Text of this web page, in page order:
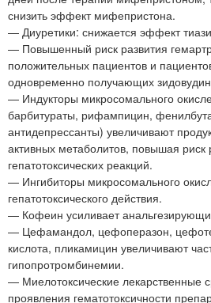
снизить эффект мифепристона.
— Диуретики: снижается эффект
— Повышенный риск развития
положительных пациентов и
одновременно получающих
— Индукторы микросомального
барбитураты, рифампицин,
антидепрессанты) увеличивают
активных метаболитов, повышая риск
гепатотоксических реакций.
— Ингибиторы микросомального
гепатотоксического действия.
— Кофеин усиливает
— Цефамандол, цефоперазон,
кислота, пликамицин увеличивают
гипопротромбинемии.
— Миелотоксические лекарственные
проявления гематотоксичности